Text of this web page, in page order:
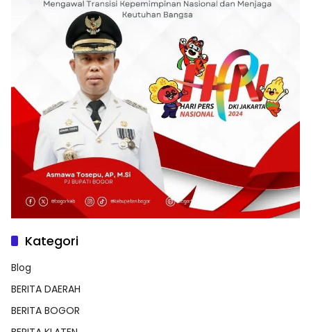
Kategori
Blog
BERITA DAERAH
BERITA BOGOR